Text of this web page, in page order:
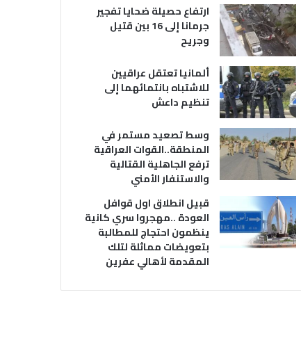
ارتفاع حصيلة ضحايا تفجير
جرمانا إلى 16 بين قتيل
وجريح
ألمانيا تعتقل عراقيين
للاشتباه بانتمائهما إلى
تنظيم داعش
وسط تصعيد مستمر في
المنطقة..القوات العراقية
ترفع الجاهلية القتالية
والاستنفار الأمني
قبيل انطلاق اول قوافل
العودة ..مهجروا سري كانية
ينظمون احتجاج للمطالبة
بتعويضات مماثلة لتلك
المقدمة لأهالي عفرين